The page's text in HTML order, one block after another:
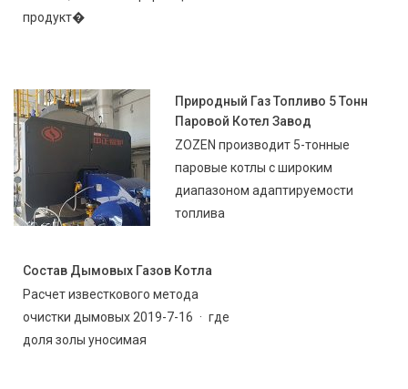
продукт�
Природный Газ Топливо 5 Тонн
Паровой Котел Завод
ZOZEN производит 5-тонные
паровые котлы с широким
диапазоном адаптируемости
топлива
Состав Дымовых Газов Котла
Расчет известкового метода
очистки дымовых 2019-7-16 · где
доля золы уносимая